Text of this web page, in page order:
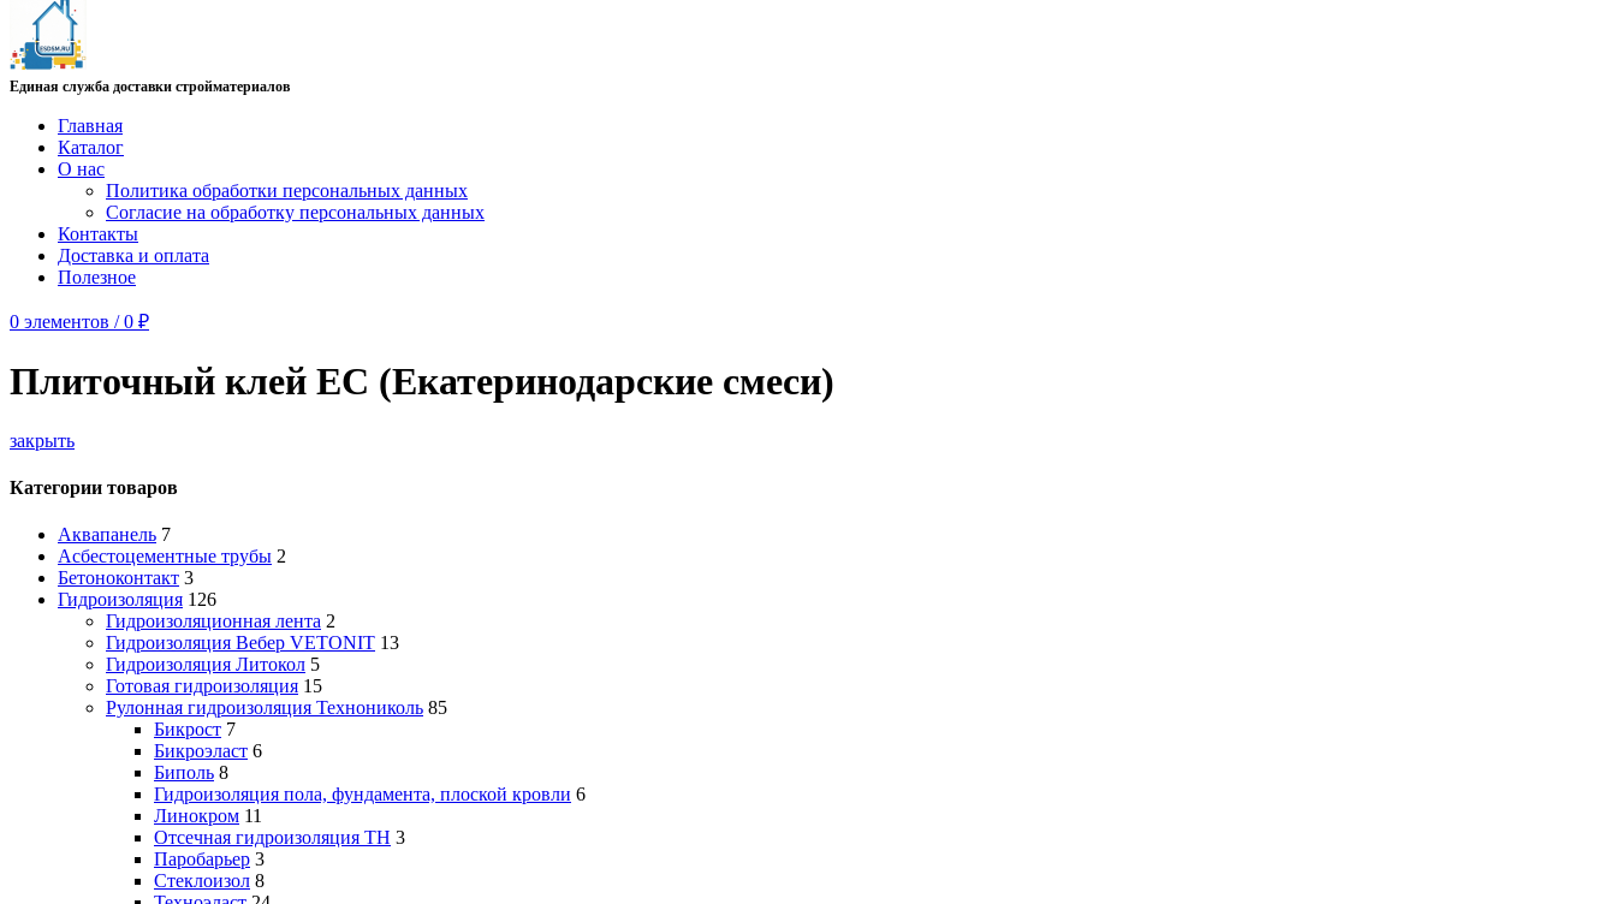
Единая служба доставки стройматериалов
Главная
Каталог
О нас
Политика обработки персональных данных
Согласие на обработку персональных данных
Контакты
Доставка и оплата
Полезное
0 элементов / 0 ₽
Плиточный клей ЕС (Екатеринодарские смеси)
закрыть
Категории товаров
Аквапанель 7
Асбестоцементные трубы 2
Бетоноконтакт 3
Гидроизоляция 126
Гидроизоляционная лента 2
Гидроизоляция Вебер VETONIT 13
Гидроизоляция Литокол 5
Готовая гидроизоляция 15
Рулонная гидроизоляция Технониколь 85
Бикрост 7
Бикроэласт 6
Биполь 8
Гидроизоляция пола, фундамента, плоской кровли 6
Линокром 11
Отсечная гидроизоляция ТН 3
Паробарьер 3
Стеклоизол 8